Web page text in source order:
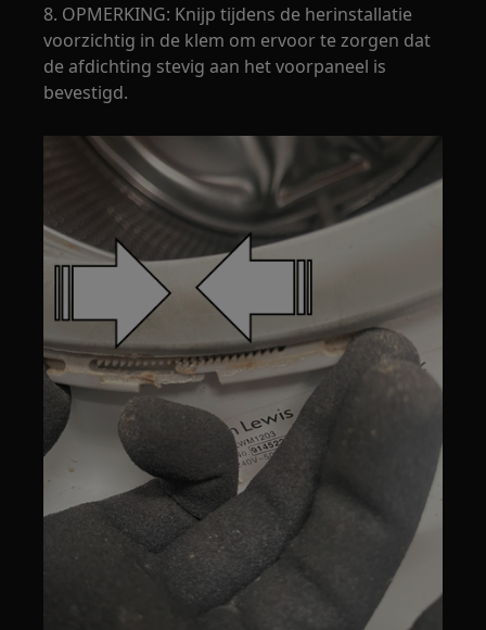
8. OPMERKING: Knijp tijdens de herinstallatie
voorzichtig in de klem om ervoor te zorgen dat
de afdichting stevig aan het voorpaneel is
bevestigd.